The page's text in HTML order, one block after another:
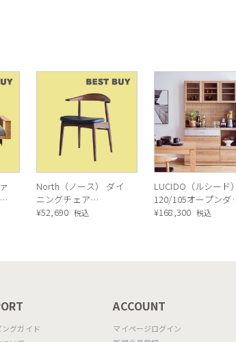
North（ノース） ダイ
ニングチェア
AC02（ウォールナッ
¥52,690 税込
LUCIDO（ルシード）
120/105オープンダ
ニングボード ナチュ
¥168,300 税込
ングガイド
ACCOUNT
マイページログイン